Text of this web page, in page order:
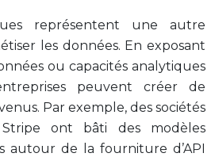
représentent une autre
les données. En exposant
ou capacités analytiques
peuvent créer de
Par exemple, des sociétés
ont bâti des modèles
autour de la fourniture d’API